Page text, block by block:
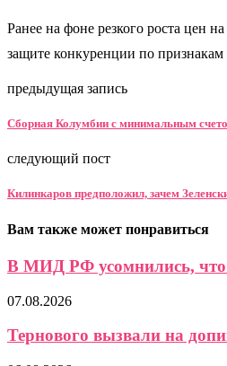
Ранее на фоне резкого роста цен
защите конкуренции по признакам
предыдущая запись
Сборная Колумбии с минимальным
следующий пост
Килинкаров предположил, зачем
Вам также может понравиться
В МИД РФ усомнились, что
07.08.2026
Тернового вызвали на